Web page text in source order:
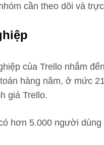
cần theo dõi và
của Trello nhắm
hàng năm, ở mức
giá Trello.
hơn 5.000 người